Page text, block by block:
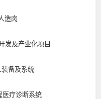
造肉
发及产业化项目
备及系统
医疗诊断系统